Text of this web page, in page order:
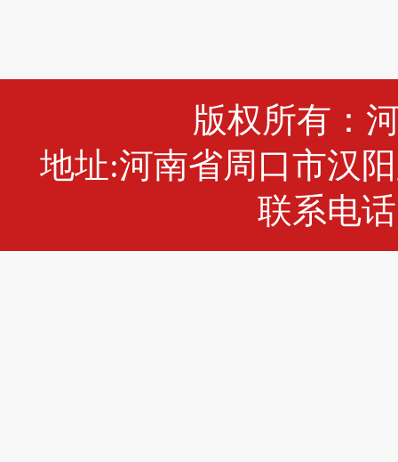
版权所有：
地址:河南省周口市汉
联系电